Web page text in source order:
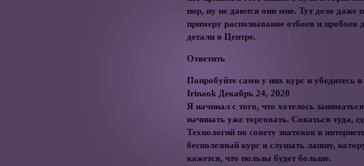
пор, ну не даются они мне. Тут дело даже
примеру распознавание отбоев и
детали в Центре.
Ответить
Попробуйте сами у них курс и убедитесь
Irinaok Декабрь 24, 2020
Я начинал с того, что хотелось
начинать уже торговать. Соваться
Технологий по совету знатоков в
бесполезный курс и слушать лапшу,
кажется, что пользы будет больше.